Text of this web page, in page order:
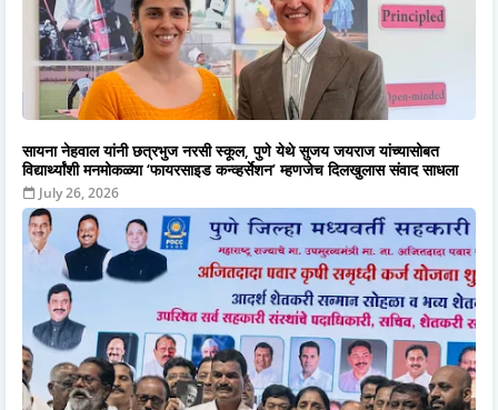
सायना नेहवाल यांनी छत्रभुज नरसी स्कूल, पुणे येथे सुजय जयराज यांच्यासोबत
विद्यार्थ्यांशी मनमोकळ्या ‘फायरसाइड कन्व्हर्सेशन’ म्हणजेच दिलखुलास संवाद साधला
July 26, 2026